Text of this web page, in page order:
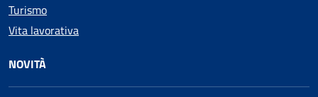
Turismo
Vita lavorativa
NOVITÀ